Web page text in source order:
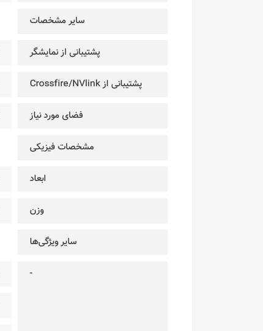
سایر مشخصات
پشتیبانی از نمایشگر
پشتیبانی از Crossfire/NVlink
فضای مورد نیاز
مشخصات فیزیکی
ابعاد
وزن
سایر ویژگی‌ها
-